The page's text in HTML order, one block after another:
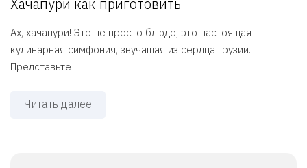
Хачапури как приготовить
Ах, хачапури! Это не просто блюдо, это настоящая
кулинарная симфония, звучащая из сердца Грузии.
Представьте ...
Читать далее